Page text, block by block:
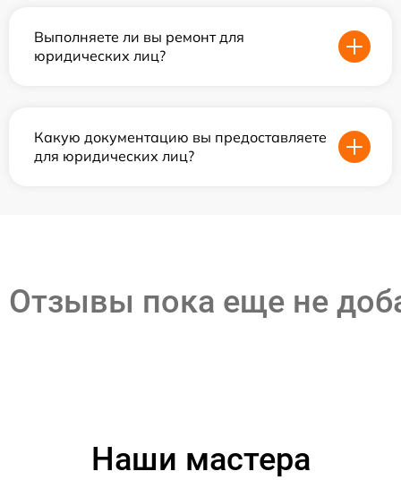
Выполняете ли вы ремонт для
юридических лиц?
Какую документацию вы предоставляете
для юридических лиц?
Отзывы пока еще не
Наши мастера